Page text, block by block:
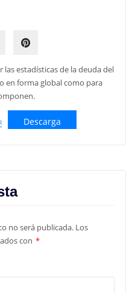
las estadísticas de la deuda del
en forma global como para
Descarga
no será publicada. Los
con *